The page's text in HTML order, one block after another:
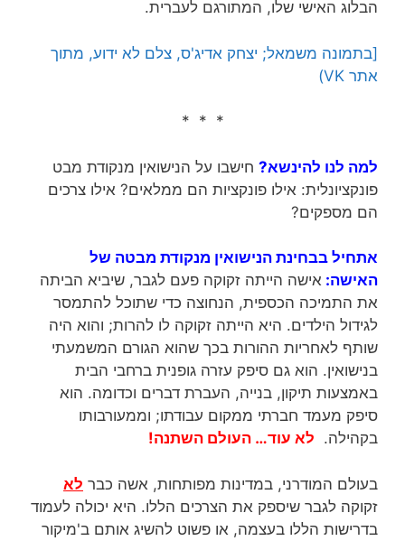
הבלוג האישי שלו, המתורגם לעברית.
[בתמונה משמאל; יצחק אדיג'ס, צלם לא ידוע, מתוך
אתר VK)
* * *
למה לנו להינשא? חישבו על הנישואין מנקודת מבט
פונקציונלית: אילו פונקציות הם ממלאים? אילו צרכים
הם מספקים?
אתחיל בבחינת הנישואין מנקודת מבטה של
האישה: אישה הייתה זקוקה פעם לגבר, שיביא הביתה
את התמיכה הכספית, הנחוצה כדי שתוכל להתמסר
לגידול הילדים. היא הייתה זקוקה לו להרות; והוא היה
שותף לאחריות ההורות בכך שהוא הגורם המשמעתי
בנישואין. הוא גם סיפק עזרה גופנית ברחבי הבית
באמצעות תיקון, בנייה, העברת דברים וכדומה. הוא
סיפק מעמד חברתי ממקום עבודתו; וממעורבותו
בקהילה. לא עוד… העולם השתנה!
בעולם המודרני, במדינות מפותחות, אשה כבר לא
זקוקה לגבר שיספק את הצרכים הללו. היא יכולה לעמוד
בדרישות הללו בעצמה, או פשוט להשיג אותם ב'מיקור